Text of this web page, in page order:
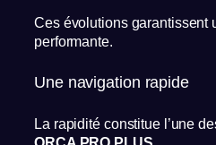
Ces évolutions garantissent
performante.
Une navigation rapide
La rapidité constitue l’une